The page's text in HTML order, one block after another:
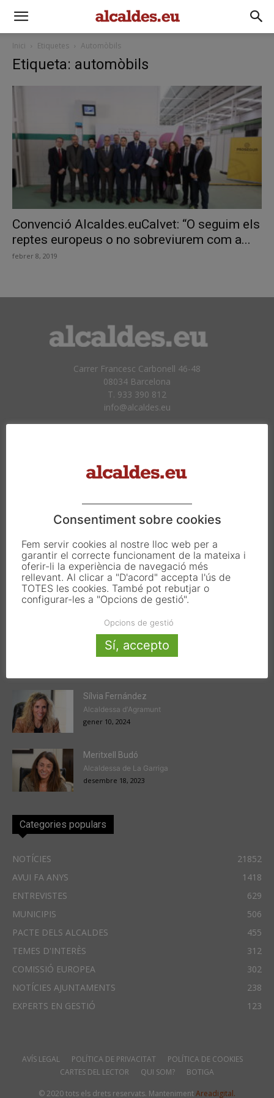
Inici Etiquetes Automòbils
Etiqueta: automòbils
Convenció Alcaldes.euCalvet: “O seguim els
reptes europeus o no sobreviurem com a...
febrer 8, 2019
Carrer Francesc Carbonell 46-48
08034 Barcelona
T. 933 390 812
info@alcaldes.eu
Articles populars
Victor Ferrando
President de l'EMD de Jesús
Sílvia Fernández
Alcaldessa d'Agramunt
gener 10, 2024
Meritxell Budó
Alcaldessa de La Garriga
desembre 18, 2023
Categories populars
NOTÍCIES
21852
AVUI FA ANYS
1418
ENTREVISTES
629
MUNICIPIS
506
PACTE DELS ALCALDES
455
TEMES D'INTERÈS
312
COMISSIÓ EUROPEA
302
NOTÍCIES AJUNTAMENTS
238
EXPERTS EN GESTIÓ
123
AVÍS LEGAL POLÍTICA DE PRIVACITAT
POLÍTICA DE COOKIES
CARTES DEL LECTOR
QUI SOM? BOTIGA
© 2020 tots els drets reservats. MantenimentAreadigital.
Consentiment sobre cookies
Fem servir cookies al nostre lloc web per a
garantir el correcte funcionament de la mateixa i
oferir-li la experiència de navegació més
rellevant. Al clicar a "D'acord" accepta l'ús de
TOTES les cookies. També pot rebutjar o
configurar-les a "Opcions de gestió".
Opcions de gestió
Sí, accepto